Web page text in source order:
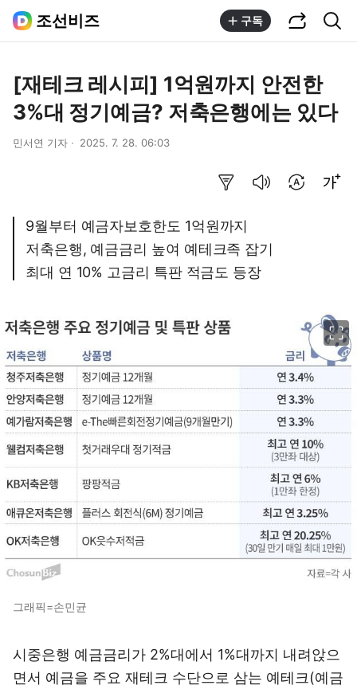
조선비즈 구독
[재테크 레시피] 1억원까지 안전한
3%대 정기예금? 저축은행에는 있다
민서연 기자 2025. 7. 28. 06:03
9월부터 예금자보호한도 1억원까지
저축은행, 예금금리 높여 예테크족 잡기
최대 연 10% 고금리 특판 적금도 등장
그래픽=손민균
시중은행 예금금리가 2%대에서 1%대까지 내려앉으
면서 예금을 주요 재테크 수단으로 삼는 예테크(예금